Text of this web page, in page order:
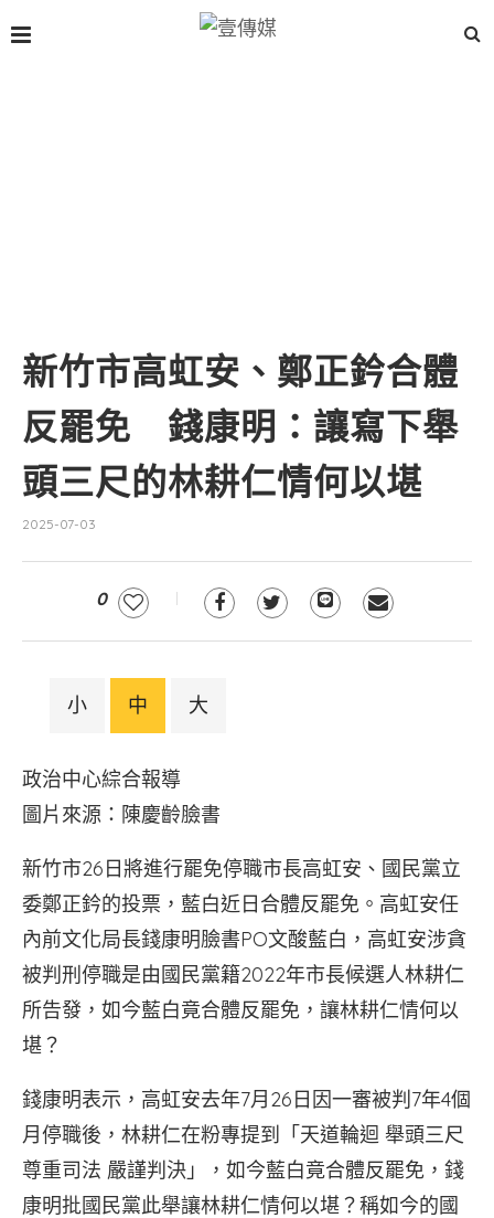
新竹市高虹安、鄭正鈐合體
反罷免 錢康明：讓寫下舉
頭三尺的林耕仁情何以堪
2025-07-03
0
小 中 大
政治中心綜合報導
圖片來源：陳慶齡臉書
新竹市26日將進行罷免停職市長高虹安、國民黨立
委鄭正鈐的投票，藍白近日合體反罷免。高虹安任
內前文化局長錢康明臉書PO文酸藍白，高虹安涉貪
被判刑停職是由國民黨籍2022年市長候選人林耕仁
所告發，如今藍白竟合體反罷免，讓林耕仁情何以
堪？
錢康明表示，高虹安去年7月26日因一審被判7年4個
月停職後，林耕仁在粉專提到「天道輪迴 舉頭三尺
尊重司法 嚴謹判決」，如今藍白竟合體反罷免，錢
康明批國民黨此舉讓林耕仁情何以堪？稱如今的國